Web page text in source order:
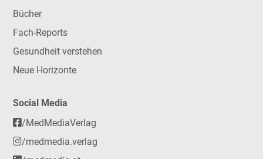
Bücher
Fach-Reports
Gesundheit verstehen
Neue Horizonte
Social Media
/MedMediaVerlag
/medmedia.verlag